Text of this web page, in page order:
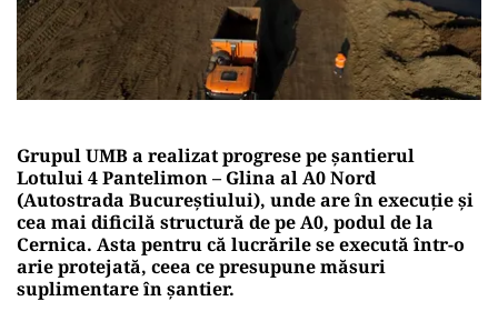
Grupul UMB a realizat progrese pe șantierul
Lotului 4 Pantelimon – Glina al A0 Nord
(Autostrada Bucureștiului), unde are în execuție și
cea mai dificilă structură de pe A0, podul de la
Cernica. Asta pentru că lucrările se execută într-o
arie protejată, ceea ce presupune măsuri
suplimentare în șantier.